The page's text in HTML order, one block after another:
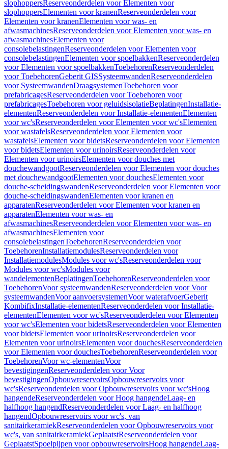
slophoppersReserveonderdelen voor Elementen voor
slophoppersElementen voor kranenReserveonderdelen voor
Elementen voor kranenElementen voor was- en
afwasmachinesReserveonderdelen voor Elementen voor was- en
afwasmachinesElementen voor
consolebelastingenReserveonderdelen voor Elementen voor
consolebelastingenElementen voor spoelbakkenReserveonderdelen
voor Elementen voor spoelbakkenToebehorenReserveonderdelen
voor ToebehorenGeberit GISSysteemwandenReserveonderdelen
voor SysteemwandenDraagsystemenToebehoren voor
prefabricagesReserveonderdelen voor Toebehoren voor
prefabricagesToebehoren voor geluidsisolatieBeplatingenInstallatie-
elementenReserveonderdelen voor Installatie-elementenElementen
voor wc'sReserveonderdelen voor Elementen voor wc'sElementen
voor wastafelsReserveonderdelen voor Elementen voor
wastafelsElementen voor bidetsReserveonderdelen voor Elementen
voor bidetsElementen voor urinoirsReserveonderdelen voor
Elementen voor urinoirsElementen voor douches met
douchewandgootReserveonderdelen voor Elementen voor douches
met douchewandgootElementen voor douchesElementen voor
douche-scheidingswandenReserveonderdelen voor Elementen voor
douche-scheidingswandenElementen voor kranen en
apparatenReserveonderdelen voor Elementen voor kranen en
apparatenElementen voor was- en
afwasmachinesReserveonderdelen voor Elementen voor was- en
afwasmachinesElementen voor
consolebelastingenToebehorenReserveonderdelen voor
ToebehorenInstallatiemodulesReserveonderdelen voor
InstallatiemodulesModules voor wc'sReserveonderdelen voor
Modules voor wc'sModules voor
wandelementenBeplatingenToebehorenReserveonderdelen voor
ToebehorenVoor systeemwandenReserveonderdelen voor Voor
systeemwandenVoor aanvoersystemenVoor waterafvoerGeberit
KombifixInstallatie-elementenReserveonderdelen voor Installatie-
elementenElementen voor wc'sReserveonderdelen voor Elementen
voor wc'sElementen voor bidetsReserveonderdelen voor Elementen
voor bidetsElementen voor urinoirsReserveonderdelen voor
Elementen voor urinoirsElementen voor douchesReserveonderdelen
voor Elementen voor douchesToebehorenReserveonderdelen voor
ToebehorenVoor wc-elementenVoor
bevestigingenReserveonderdelen voor Voor
bevestigingenOpbouwreservoirsOpbouwreservoirs voor
wc'sReserveonderdelen voor Opbouwreservoirs voor wc'sHoog
hangendeReserveonderdelen voor Hoog hangendeLaag- en
halfhoog hangendReserveonderdelen voor Laag- en halfhoog
hangendOpbouwreservoirs voor wc's, van
sanitairkeramiekReserveonderdelen voor Opbouwreservoirs voor
wc's, van sanitairkeramiekGeplaatstReserveonderdelen voor
GeplaatstSpoelpijpen voor opbouwreservoirsHoog hangendeLaag-